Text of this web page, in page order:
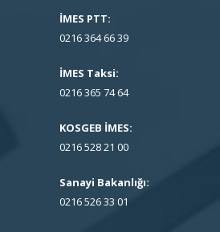
İMES PTT:
0216 364 66 39
İMES Taksi:
0216 365 74 64
KOSGEB İMES:
0216 528 21 00
Sanayi Bakanlığı:
0216 526 33 01